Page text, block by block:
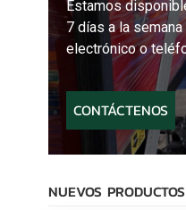
Estamos
7 días a la
electrónico o
CONTÁCTENOS
NUEVOS PRODUCTOS